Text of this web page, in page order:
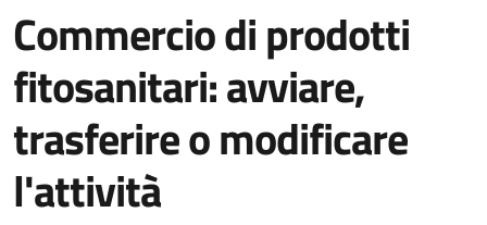
Commercio di prodotti
fitosanitari: avviare,
trasferire o modificare
l'attività